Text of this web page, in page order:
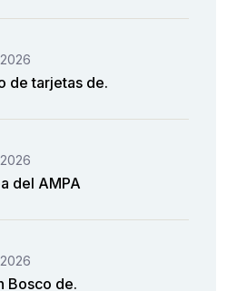
de tarjetas de.
del AMPA
Bosco de.